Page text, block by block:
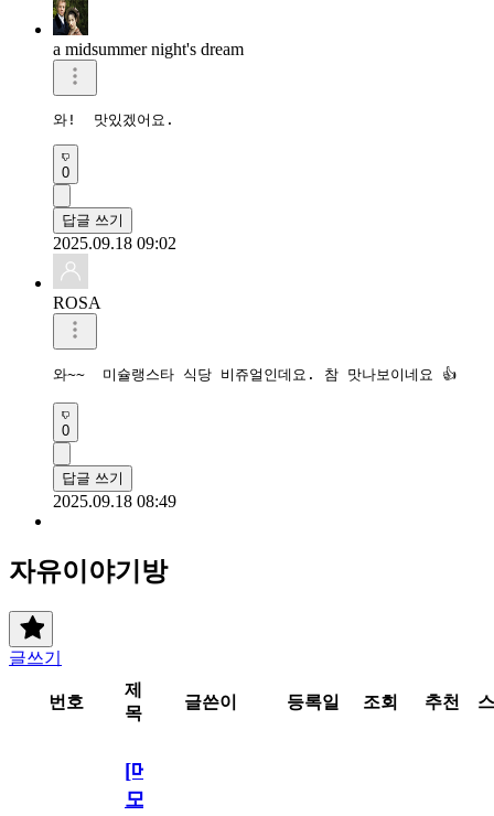
a midsummer night's dream
와!  맛있겠어요.
0
답글 쓰기
2025.09.18 09:02
ROSA
와~~  미슐랭스타 식당 비쥬얼인데요. 참 맛나보이네요 👍
0
답글 쓰기
2025.09.18 08:49
자유이야기방
글쓰기
번호
제
목
글쓴이 등록일 조회 추천
[메
모